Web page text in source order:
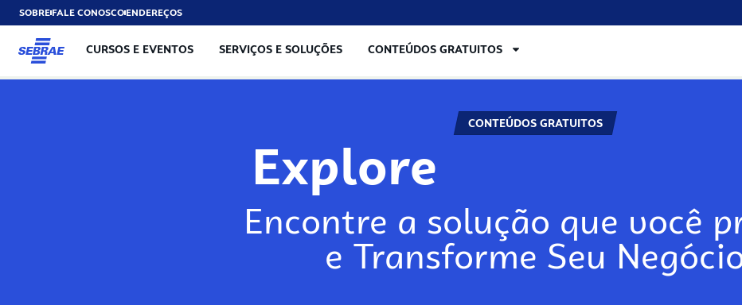
SOBREFALE CONOSCOENDEREÇOS
CURSOS E EVENTOS SERVIÇOS E SOLUÇÕES CONTEÚDOS GRATUITOS
CONTEÚDOS GRATUITOS
Explore
Encontre a solução que você
e Transforme Seu